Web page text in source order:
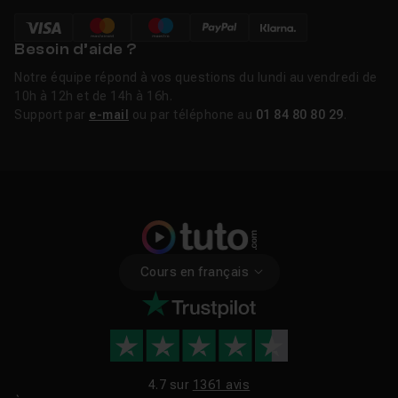
Besoin d’aide ?
Notre équipe répond à vos questions du lundi au vendredi de
10h à 12h et de 14h à 16h.
Support par e-mail ou par téléphone au 01 84 80 80 29
Cours en français
4.7 sur 1361 avis